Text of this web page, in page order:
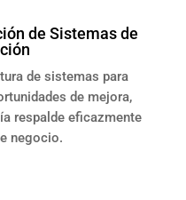
de Sistemas de
de sistemas para
de mejora,
respalde eficazmente
negocio.